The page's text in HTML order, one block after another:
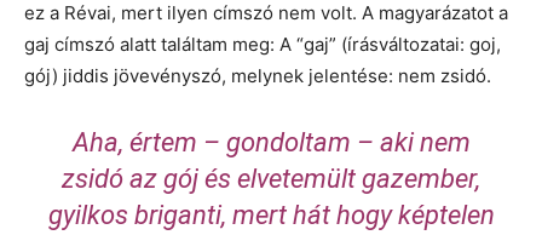
ez a Révai, mert ilyen címszó nem volt. A magyarázatot a
gaj címszó alatt találtam meg: A “gaj” (írásváltozatai: goj,
gój) jiddis jövevényszó, melynek jelentése: nem zsidó.
Aha, értem – gondoltam – aki nem
zsidó az gój és elvetemült gazember,
gyilkos briganti, mert hát hogy képtelen